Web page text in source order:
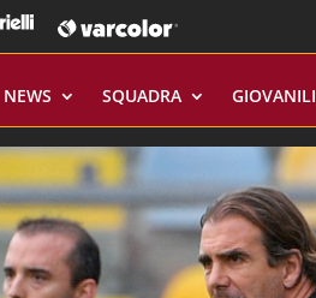
NEWS SQUADRA GIOVANILI